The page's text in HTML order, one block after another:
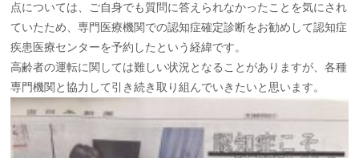
点については、ご自身でも質問に答えられなかったことを気にされ
ていたため、専門医療機関での認知症確定診断をお勧めして認知症
疾患医療センターを予約したという経緯です。
高齢者の運転に関しては難しい状況となることがありますが、各種
専門機関と協力して引き続き取り組んでいきたいと思います。